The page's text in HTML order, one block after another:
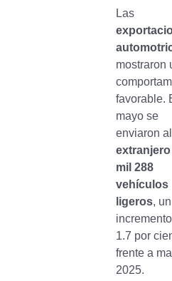
Las
mostraron
favorable.
mayo se
enviaron al
extranjero
mil 288
vehículos
ligeros, un
1.7 por
frente a
2025.